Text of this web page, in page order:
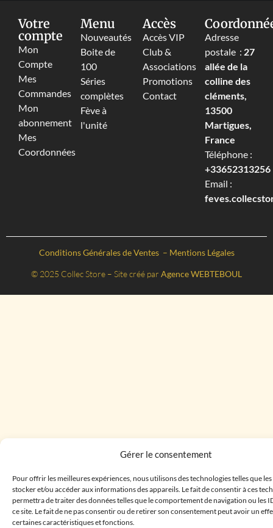
Gérer le consentement
Pour offrir les meilleures expériences, nous utilisons des technologies telles que
stocker et/ou accéder aux informations des appareils. Le fait de consentir à ces
permettra de traiter des données telles que le comportement de navigation ou les
ce site. Le fait de ne pas consentir ou de retirer son consentement peut avoir un
certaines caractéristiques et fonctions.
Votre
compte
Mon
Compte
Mes
Commandes
Mon
abonnement
Mes
Coordonnées
Menu
Nouveautés
Boite de
100
Séries
complètes
Fève à
l'unité
Accès
Accès VIP
Club &
Associations
Promotions
Contact
Adresse
postale : 27
allée de la
colline des
cléments,
13500
Martigues,
France
Téléphone :
+33652313256‬
Email :
Conditions Générales de Ventes – Mentions Légales
© 2025 Collec Store – Site créé par Agence WEBTEBOUL